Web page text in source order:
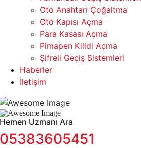
Oto Anahtarı Çoğaltma
Oto Kapısı Açma
Para Kasası Açma
Pimapen Kilidi Açma
Şifreli Geçiş Sistemleri
Haberler
İletişim
Hemen Uzmanı Ara
05383605451